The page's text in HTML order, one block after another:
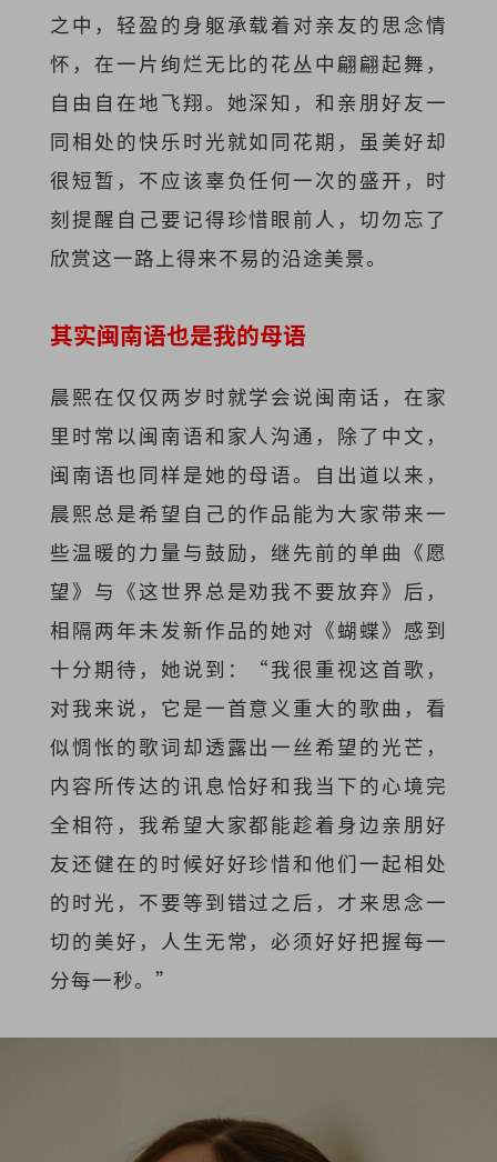
之中，轻盈的身躯承载着对亲友的思念情
怀，在一片绚烂无比的花丛中翩翩起舞，
自由自在地飞翔。她深知，和亲朋好友一
同相处的快乐时光就如同花期，虽美好却
很短暂，不应该辜负任何一次的盛开，时
刻提醒自己要记得珍惜眼前人，切勿忘了
欣赏这一路上得来不易的沿途美景。
其实闽南语也是我的母语
晨熙在仅仅两岁时就学会说闽南话，在家
里时常以闽南语和家人沟通，除了中文，
闽南语也同样是她的母语。自出道以来，
晨熙总是希望自己的作品能为大家带来一
些温暖的力量与鼓励，继先前的单曲《愿
望》与《这世界总是劝我不要放弃》后，
相隔两年未发新作品的她对《蝴蝶》感到
十分期待，她说到：“我很重视这首歌，
对我来说，它是一首意义重大的歌曲，看
似惆怅的歌词却透露出一丝希望的光芒，
内容所传达的讯息恰好和我当下的心境完
全相符，我希望大家都能趁着身边亲朋好
友还健在的时候好好珍惜和他们一起相处
的时光，不要等到错过之后，才来思念一
切的美好，人生无常，必须好好把握每一
分每一秒。”